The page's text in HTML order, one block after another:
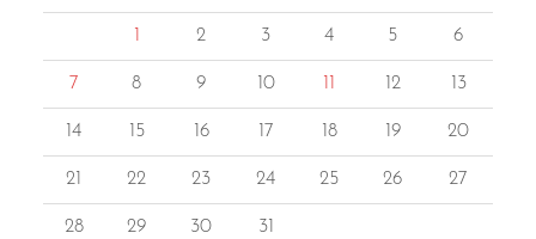
1 2 3 4 5 6
7 8 9 10 11 12 13
14 15 16 17 18 19 20
21 22 23 24 25 26 27
28 29 30 31